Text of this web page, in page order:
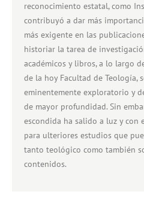
reconocimiento estatal, como
contribuyó a dar más
más exigente en las
historiar la tarea de
académicos y libros, a lo largo
de la hoy Facultad de Teología,
eminentemente exploratorio y
de mayor profundidad. Sin
escondida ha salido a luz y con
para ulteriores estudios que
tanto teológico como también
contenidos.